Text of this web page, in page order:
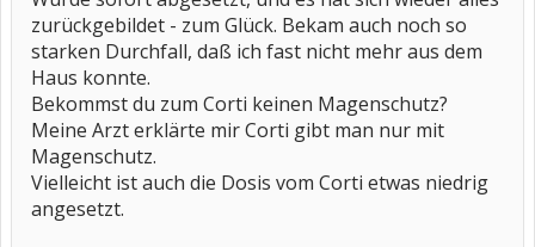
zurückgebildet - zum Glück. Bekam auch noch so
starken Durchfall, daß ich fast nicht mehr aus dem
Haus konnte.
Bekommst du zum Corti keinen Magenschutz?
Meine Arzt erklärte mir Corti gibt man nur mit
Magenschutz.
Vielleicht ist auch die Dosis vom Corti etwas niedrig
angesetzt.